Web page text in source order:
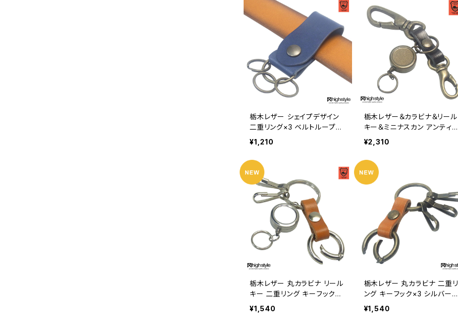
栃木レザー シェイプデザイン
二重リング×3 ベルトループキ
ーホルダー hs-kit-1401
¥1,210
栃木レザー＆カラビナ＆リール
キー＆ミニナスカン アンティー
クカラー キーホルダー hs-ya
m-984a
¥2,310
栃木レザー 丸カラビナ リール
キー 二重リング キーフック×2
シルバーカラー アンティーク
カラー キーホルダー hs-yam
¥1,540
栃木レザー 丸カラビナ 二重リ
ング キーフック×3 シルバーカ
ラー アンティークカラー キー
ホルダー hs-yam-686
¥1,540